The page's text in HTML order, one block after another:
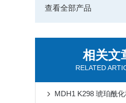
查看全部产品
相关文
RELATED